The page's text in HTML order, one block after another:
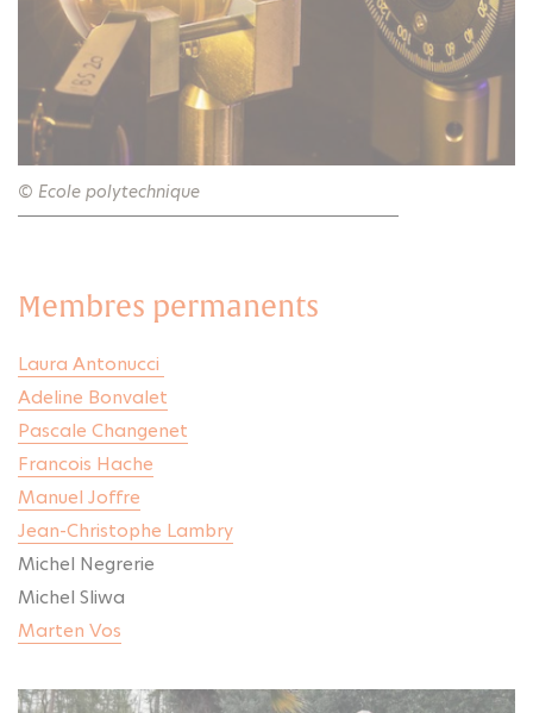
© Ecole polytechnique
Membres permanents
Laura Antonucci
Adeline Bonvalet
Pascale Changenet
Francois Hache
Manuel Joffre
Jean-Christophe Lambry
Michel Negrerie
Michel Sliwa
Marten Vos